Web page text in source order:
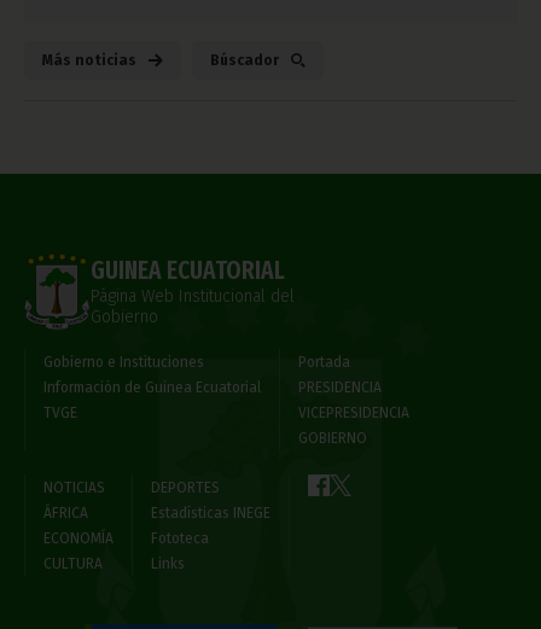
Más noticias Búscador
GUINEA ECUATORIAL
Página Web Institucional del
Gobierno
Gobierno e Instituciones
Información de Guinea Ecuatorial
TVGE
Portada
PRESIDENCIA
VICEPRESIDENCIA
GOBIERNO
NOTICIAS
ÁFRICA
ECONOMÍA
CULTURA
DEPORTES
Estadísticas INEGE
Fototeca
Links